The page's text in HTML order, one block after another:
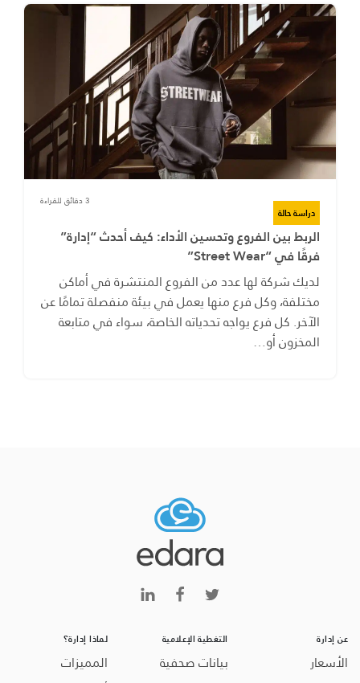
دراسة حالة
3 دقائق للقراءة
الربط بين الفروع وتحسين الأداء: كيف أحدث “إدارة”
فرقًا في “Street Wear”
لديك شركة لها عدد من الفروع المنتشرة في أماكن
مختلفة، وكل فرع منها يعمل في بيئة منفصلة تمامًا عن
الآخر. كل فرع يواجه تحدياته الخاصة، سواء في متابعة
المخزون أو…
عن إدارة
الأسعار
التغطية الإعلامية
بيانات صحفية
لماذا إدارة؟
المميزات